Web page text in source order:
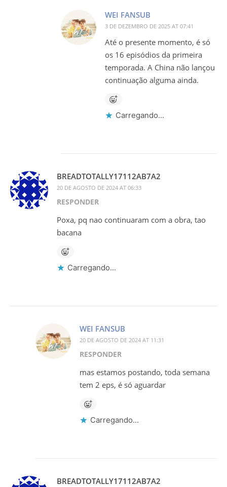
WEI FANSUB
3 DE DEZEMBRO DE 2025 AT 07:41
Até o presente momento, é só
os 16 episódios da primeira
temporada. A China não lançou
continuação alguma ainda.
Carregando...
BREADTOTALLY17112AB7A2
20 DE AGOSTO DE 2024 AT 06:33
RESPONDER
Poxa, pq nao continuaram com a obra, tao
bacana
Carregando...
WEI FANSUB
20 DE AGOSTO DE 2024 AT 11:31
RESPONDER
mas estamos postando, toda semana
tem 2 eps, é só aguardar
Carregando...
BREADTOTALLY17112AB7A2